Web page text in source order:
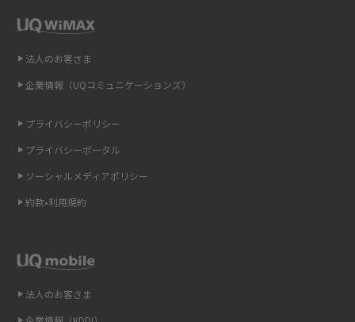
点も解説
ギガバイト（GB）とは？1GBの目安やギガが足りない時の対処法を紹介
Wi-Fi 6とは？Wi-Fi 5との違いやメリットと注意点、規格の種類も解説
光ファイバーとは？仕組みやメリット・デメリットを初心者向けにわかり
法人のお客さま
法人のお客さま
企業情報（UQコミュニケーションズ）
プライバシーポリシー
プライバシーポータル
ソーシャルメディアポリシー
約款•利用規約